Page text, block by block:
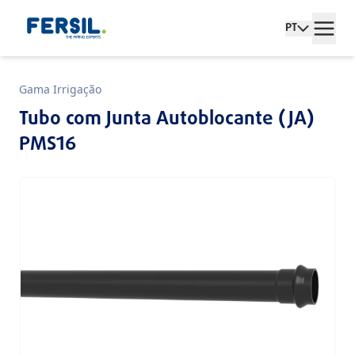
PT
Gama Irrigação
Tubo com Junta Autoblocante (JA)
PMS16